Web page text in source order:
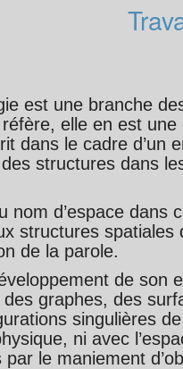
est une branche
réfère, elle en est
dans le cadre
structures dans
nom d’espace
structures
de la parole.
de son
des graphes, des
singulières
ni avec
le maniement